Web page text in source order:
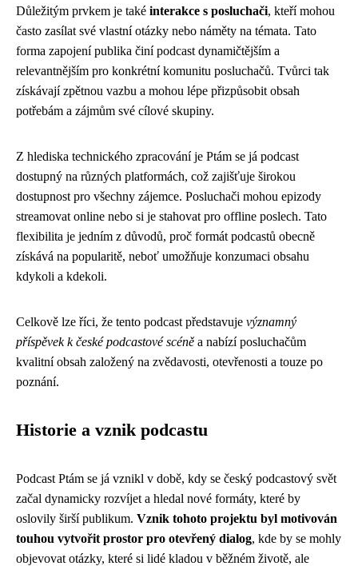
Důležitým prvkem je také interakce s posluchači, kteří mohou
často zasílat své vlastní otázky nebo náměty na témata. Tato
forma zapojení publika činí podcast dynamičtějším a
relevantnějším pro konkrétní komunitu posluchačů. Tvůrci tak
získávají zpětnou vazbu a mohou lépe přizpůsobit obsah
potřebám a zájmům své cílové skupiny.
Z hlediska technického zpracování je Ptám se já podcast
dostupný na různých platformách, což zajišťuje širokou
dostupnost pro všechny zájemce. Posluchači mohou epizody
streamovat online nebo si je stahovat pro offline poslech. Tato
flexibilita je jedním z důvodů, proč formát podcastů obecně
získává na popularitě, neboť umožňuje konzumaci obsahu
kdykoli a kdekoli.
Celkově lze říci, že tento podcast představuje významný
příspěvek k české podcastové scéně a nabízí posluchačům
kvalitní obsah založený na zvědavosti, otevřenosti a touze po
poznání.
Historie a vznik podcastu
Podcast Ptám se já vznikl v době, kdy se český podcastový svět
začal dynamicky rozvíjet a hledal nové formáty, které by
oslovily širší publikum. Vznik tohoto projektu byl motivován
touhou vytvořit prostor pro otevřený dialog, kde by se mohly
objevovat otázky, které si lidé kladou v běžném životě, ale